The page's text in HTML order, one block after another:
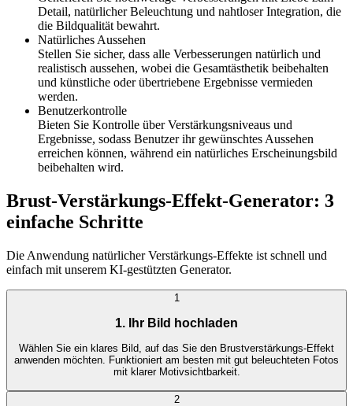
Detail, natürlicher Beleuchtung und nahtloser Integration, die
die Bildqualität bewahrt.
Natürliches Aussehen
Stellen Sie sicher, dass alle Verbesserungen natürlich und
realistisch aussehen, wobei die Gesamtästhetik beibehalten
und künstliche oder übertriebene Ergebnisse vermieden
werden.
Benutzerkontrolle
Bieten Sie Kontrolle über Verstärkungsniveaus und
Ergebnisse, sodass Benutzer ihr gewünschtes Aussehen
erreichen können, während ein natürliches Erscheinungsbild
beibehalten wird.
Brust-Verstärkungs-Effekt-Generator: 3
einfache Schritte
Die Anwendung natürlicher Verstärkungs-Effekte ist schnell und
einfach mit unserem KI-gestützten Generator.
1
1. Ihr Bild hochladen
Wählen Sie ein klares Bild, auf das Sie den Brustverstärkungs-Effekt
anwenden möchten. Funktioniert am besten mit gut beleuchteten Fotos
mit klarer Motivsichtbarkeit.
2